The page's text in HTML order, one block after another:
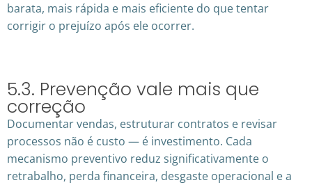
barata, mais rápida e mais eficiente do que tentar
corrigir o prejuízo após ele ocorrer.
5.3. Prevenção vale mais que
correção
Documentar vendas, estruturar contratos e revisar
processos não é custo — é investimento. Cada
mecanismo preventivo reduz significativamente o
retrabalho, perda financeira, desgaste operacional e a